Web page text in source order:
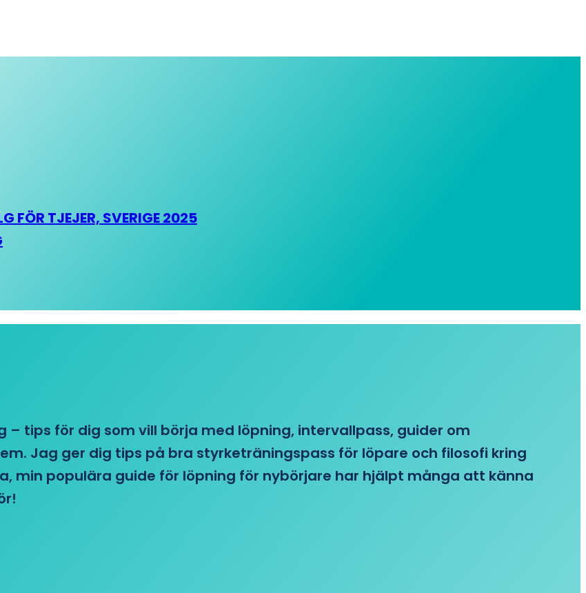
FÖR TJEJER, SVERIGE 2025
tips för dig som vill börja med löpning, intervallpass, guider om
Jag ger dig tips på bra styrketräningspass för löpare och filosofi kring
min populära guide för löpning för nybörjare har hjälpt många att känna